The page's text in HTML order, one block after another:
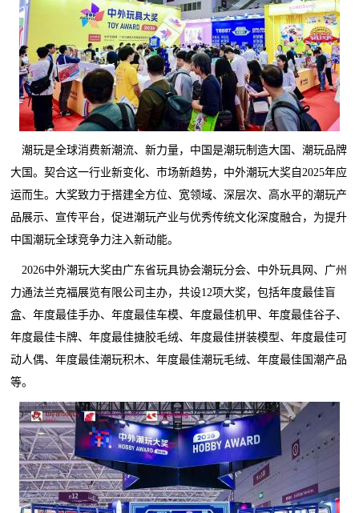
潮玩是全球消费新潮流、新力量，中国是潮玩制造大国、潮玩品牌
大国。契合这一行业新变化、市场新趋势，中外潮玩大奖自2025年应
运而生。大奖致力于搭建全方位、宽领域、深层次、高水平的潮玩产
品展示、宣传平台，促进潮玩产业与优秀传统文化深度融合，为提升
中国潮玩全球竞争力注入新动能。
2026中外潮玩大奖由广东省玩具协会潮玩分会、中外玩具网、广州
力通法兰克福展览有限公司主办，共设12项大奖，包括年度最佳盲
盒、年度最佳手办、年度最佳车模、年度最佳机甲、年度最佳谷子、
年度最佳卡牌、年度最佳搪胶毛绒、年度最佳拼装模型、年度最佳可
动人偶、年度最佳潮玩积木、年度最佳潮玩毛绒、年度最佳国潮产品
等。